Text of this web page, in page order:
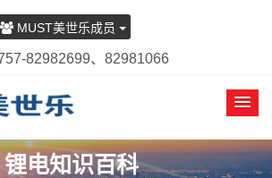
MUST美世乐成员
82982699、82981066
锂电知识百科